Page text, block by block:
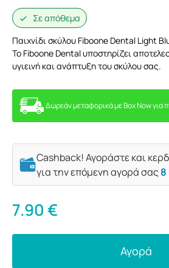
Σε απόθεμα
Παιχνίδι σκύλου Fiboone Dental Light
Το Fiboone Dental υποστηρίζει
υγιεινή και ανάπτυξη του σκύλου σας.
Δωρεάν μεταφορικά με Box Now για
Cashback! Αγοράστε και
για την επόμενη αγορά σας8
7.90€
Αγορά